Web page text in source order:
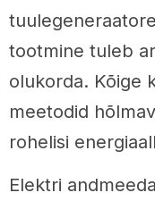
tootmine tuleb
olukorda. Kõige
meetodid
rohelisi
Elektri